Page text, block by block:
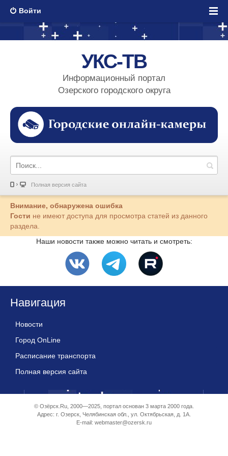
Войти
УКС-ТВ
Информационный портал
Озерского городского округа
Полная версия сайта
Внимание, обнаружена ошибка
Гости не имеют доступа для просмотра статей из данного
раздела.
Наши новости также можно читать и смотреть:
Навигация
Новости
Город OnLine
Расписание транспорта
Полная версия сайта
© Озёрск.Ru, 2000—2025, портал основан 3 марта 2000 года.
Адрес: г. Озерск, Челябинская обл., ул. Октябрьская, д. 1А.
E-mail: webmaster@ozersk.ru